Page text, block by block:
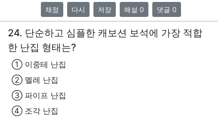
채점 다시 저장 해설 0 댓글 0
24. 단순하고 심플한 캐보션 보석에 가장 적합
한 난집 형태는?
① 이중테 난집
② 멜레 난집
③ 파이프 난집
④ 조각 난집